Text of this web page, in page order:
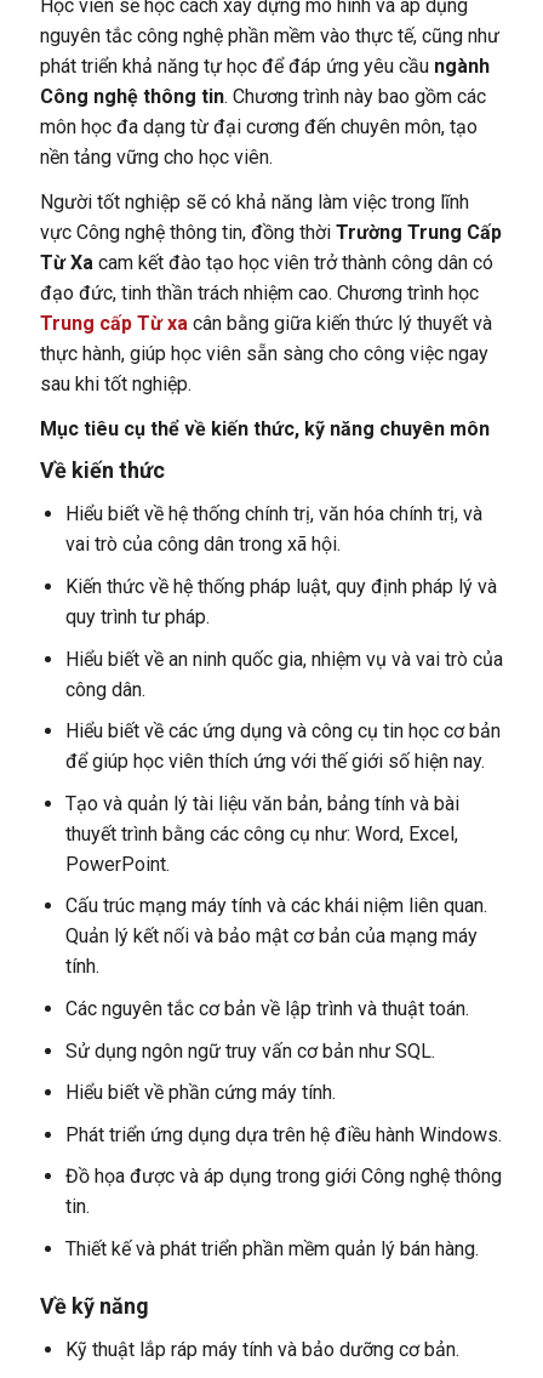
Học viên sẽ học cách xây dựng mô hình và áp dụng
nguyên tắc công nghệ phần mềm vào thực tế, cũng như
phát triển khả năng tự học để đáp ứng yêu cầu ngành
Công nghệ thông tin. Chương trình này bao gồm các
môn học đa dạng từ đại cương đến chuyên môn, tạo
nền tảng vững cho học viên.
Người tốt nghiệp sẽ có khả năng làm việc trong lĩnh
vực Công nghệ thông tin, đồng thời Trường Trung Cấp
Từ Xacam kết đào tạo học viên trở thành công dân có
đạo đức, tinh thần trách nhiệm cao. Chương trình học
Trung cấp Từ xacân bằng giữa kiến thức lý thuyết và
thực hành, giúp học viên sẵn sàng cho công việc ngay
sau khi tốt nghiệp.
Mục tiêu cụ thể về kiến thức, kỹ năng chuyên môn
Về kiến thức
Hiểu biết về hệ thống chính trị, văn hóa chính trị, và
vai trò của công dân trong xã hội.
Kiến thức về hệ thống pháp luật, quy định pháp lý và
quy trình tư pháp.
Hiểu biết về an ninh quốc gia, nhiệm vụ và vai trò của
công dân.
Hiểu biết về các ứng dụng và công cụ tin học cơ bản
để giúp học viên thích ứng với thế giới số hiện nay.
Tạo và quản lý tài liệu văn bản, bảng tính và bài
thuyết trình bằng các công cụ như: Word, Excel,
PowerPoint.
Cấu trúc mạng máy tính và các khái niệm liên quan.
Quản lý kết nối và bảo mật cơ bản của mạng máy
tính.
Các nguyên tắc cơ bản về lập trình và thuật toán.
Sử dụng ngôn ngữ truy vấn cơ bản như SQL.
Hiểu biết về phần cứng máy tính.
Phát triển ứng dụng dựa trên hệ điều hành Windows.
Đồ họa được và áp dụng trong giới Công nghệ thông
tin.
Thiết kế và phát triển phần mềm quản lý bán hàng.
Về kỹ năng
Kỹ thuật lắp ráp máy tính và bảo dưỡng cơ bản.